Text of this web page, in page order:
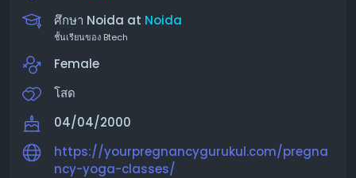
ศึกษา Noida at Noida
ชั้นเรียนของ Btech
Female
โสด
04/04/2000
https://yourpregnancygurukul.com/pregna
ncy-yoga-classes/